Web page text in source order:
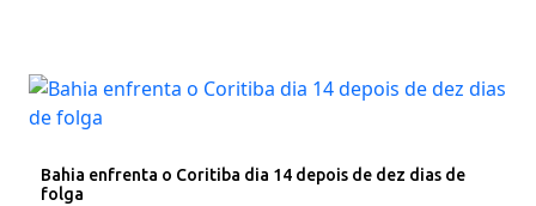
Bahia enfrenta o Coritiba dia 14 depois de dez dias de
folga